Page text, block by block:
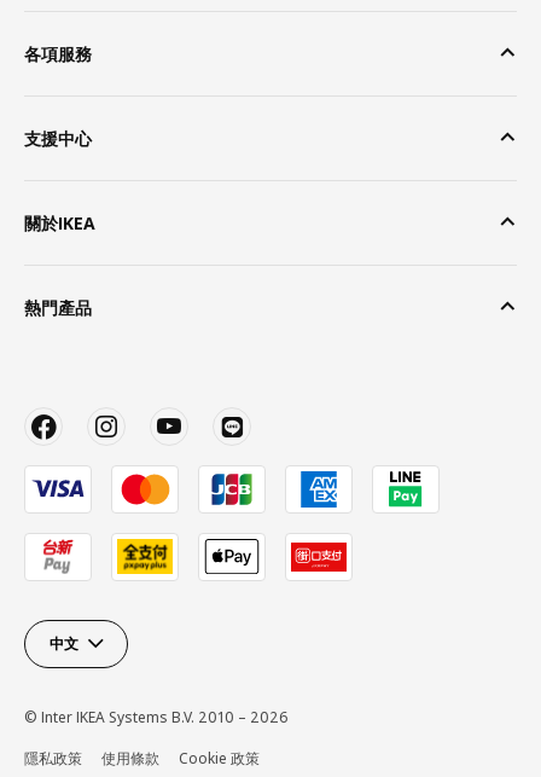
各項服務
支援中心
關於IKEA
熱門產品
中文
© Inter IKEA Systems B.V. 2010 – 2026
隱私政策
使用條款 Cookie 政策